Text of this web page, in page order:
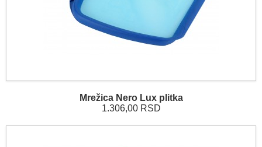
Mrežica Nero Lux plitka
1.306,00 RSD